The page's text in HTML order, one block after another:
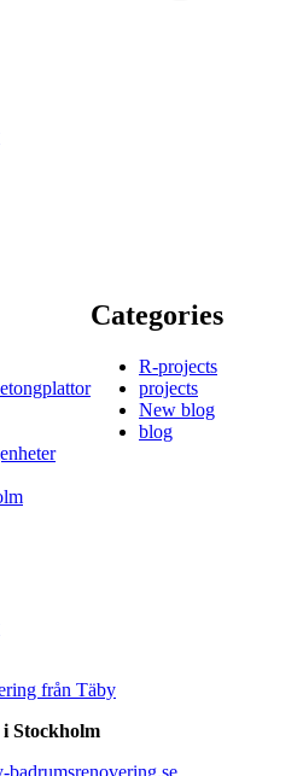
Categories
R-projects
projects
New blog
blog
från Täby
Stockholm
badrumsrenovering.se